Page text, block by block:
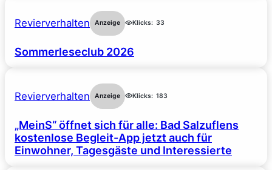
Revierverhalten Anzeige Klicks: 33
Sommerleseclub 2026
Revierverhalten Anzeige Klicks: 183
„MeinS“ öffnet sich für alle: Bad Salzuflens
kostenlose Begleit-App jetzt auch für
Einwohner, Tagesgäste und Interessierte